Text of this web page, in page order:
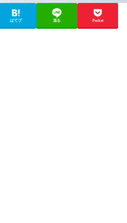
はてブ 送る Pocket